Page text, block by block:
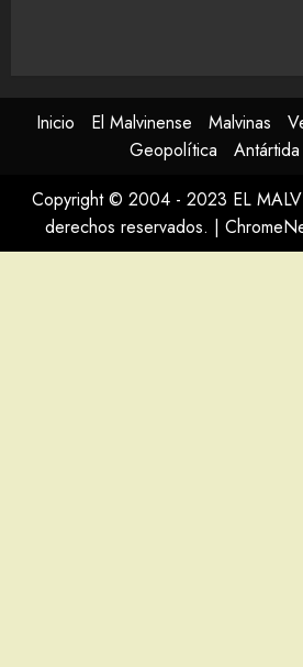
Inicio El Malvinense Malvinas
Geopolítica
Antártida
Copyright © 2004 - 2023 EL
derechos reservados. |